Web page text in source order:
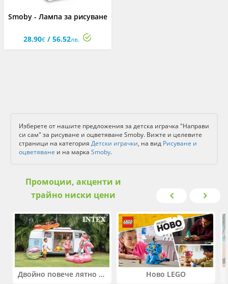
Smoby - Лампа за рисуване
28.90€ / 56.52лв.
Изберете от нашите предложения за детска играчка "Направи
си сам" за рисуване и оцветяване Smoby. Вижте и целевите
страници на категория Детски играчки, на вид Рисуване и
оцветяване и на марка Smoby.
Промоции, акценти и
трайно ниски цени
Двойно повече лятно забавление! Купи 2 продукта INTEX и вземи -33% Ново LEGO